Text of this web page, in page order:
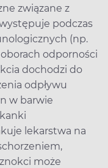
związane z
podczas
(np.
odporności
dochodzi do
odpływu
w barwie
lekarstwa na
może